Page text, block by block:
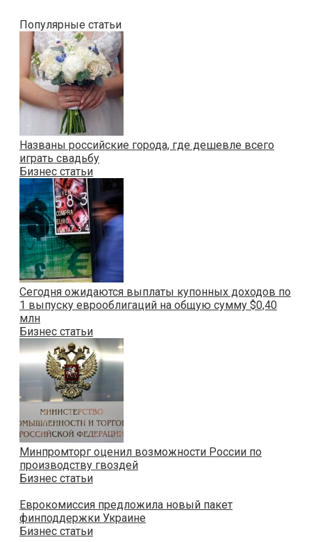
Популярные статьи
Названы российские города, где дешевле всего
играть свадьбу
Бизнес статьи
Сегодня ожидаются выплаты купонных доходов по
1 выпуску еврооблигаций на общую сумму $0,40
млн
Бизнес статьи
Минпромторг оценил возможности России по
производству гвоздей
Бизнес статьи
Еврокомиссия предложила новый пакет
финподдержки Украине
Бизнес статьи